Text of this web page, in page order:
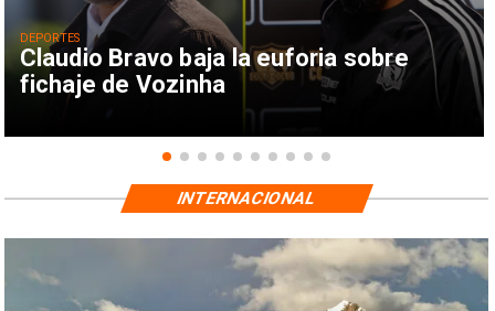
Claudio Bravo baja la euforia sobre
fichaje de Vozinha
DEPORTES
INTERNACIONAL